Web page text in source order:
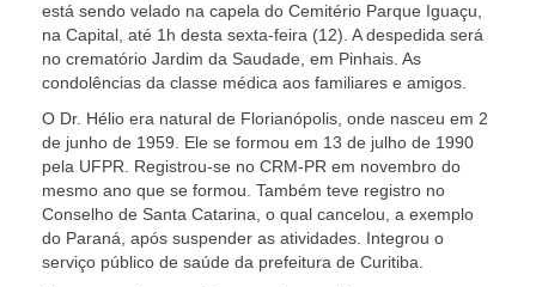
está sendo velado na capela do Cemitério Parque Iguaçu,
na Capital, até 1h desta sexta-feira (12). A despedida ser
no crematório Jardim da Saudade, em Pinhais. As
condolências da classe médica aos familiares e amigos.
O Dr. Hélio era natural de Florianópolis, onde nasceu em 2
de junho de 1959. Ele se formou em 13 de julho de 1990
pela UFPR. Registrou-se no CRM-PR em novembro do
mesmo ano que se formou. Também teve registro no
Conselho de Santa Catarina, o qual cancelou, a exemplo
do Paraná, após suspender as atividades. Integrou o
serviço público de saúde da prefeitura de Curitiba.